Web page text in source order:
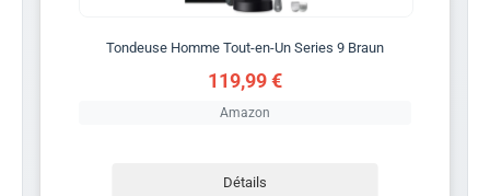
Tondeuse Homme Tout-en-Un Series 9 Braun
119,99 €
Amazon
Détails